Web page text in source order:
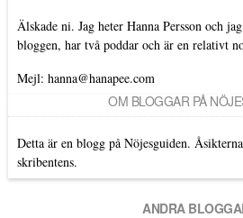
Älskade ni. Jag heter Hanna Persson och
bloggen, har två poddar och är en relativt
Mejl: hanna@hanapee.com
OM BLOGGAR PÅ
Detta är en blogg på Nöjesguiden.
skribentens.
ANDRA